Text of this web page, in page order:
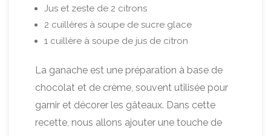
Jus et zeste de 2 citrons
2 cuillères à soupe de sucre glace
1 cuillère à soupe de jus de citron
La ganache est une préparation à base de
chocolat et de crème, souvent utilisée pour
garnir et décorer les gâteaux. Dans cette
recette, nous allons ajouter une touche de